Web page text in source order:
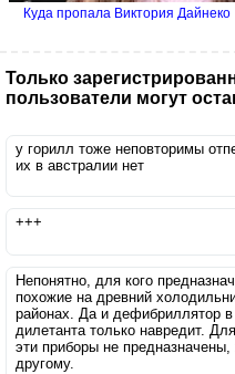
Куда пропала Виктория Дайнеко
Только
пользователи могут
у горилл тоже неповторимы
их в австралии нет
+++
Непонятно, для кого
похожие на древний
районах. Да и дефибриллятор в
дилетанта только навредит.
эти приборы не
другому.